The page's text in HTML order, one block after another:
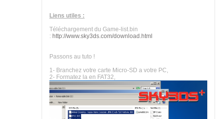
Liens utiles :
Téléchargement du Game-list.bin
: http://www.sky3ds.com/download.html
Passons au tuto !
1- Branchez votre carte Micro-SD a votre PC,
2- Formatez la en FAT32,